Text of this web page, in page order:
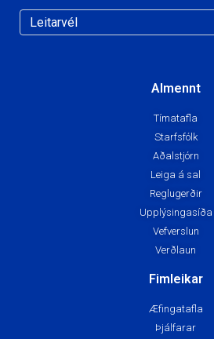
Almennt
Tímatafla
Starfsfólk
Aðalstjórn
Leiga á sal
Reglugerðir
Upplýsingasíða
Vefverslun
Verðlaun
Fimleikar
Æfingatafla
Þjálfarar